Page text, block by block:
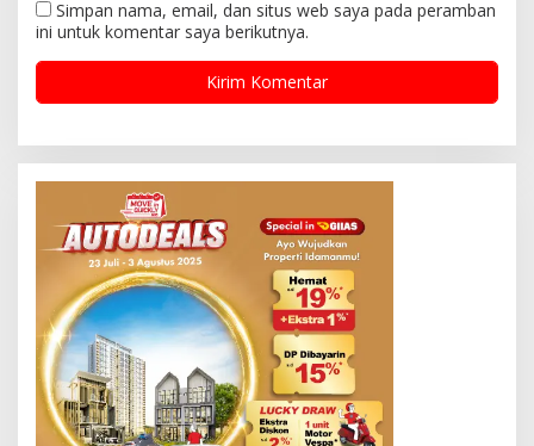
Simpan nama, email, dan situs web saya pada peramban
ini untuk komentar saya berikutnya.